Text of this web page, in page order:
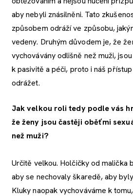
aby nebyli znásilněni. Tato
způsobem odráží ve způsobu,
vedeny. Druhým důvodem je, že
vychovávány odlišně než muži,
k pasivitě a péči, proto i náš
odrážet.
Jak velkou roli tedy podle vás
že ženy jsou častěji oběťmi
než muži?
Určitě velkou. Holčičky od malička
aby se nechovaly škaredě, aby
Kluky naopak vychováváme k